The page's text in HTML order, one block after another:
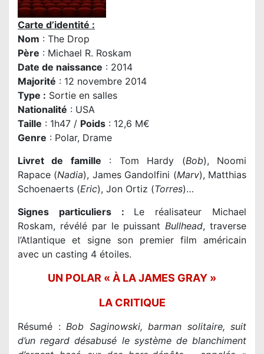
Carte d’identité :
Nom : The Drop
Père : Michael R. Roskam
Date de naissance : 2014
Majorité : 12 novembre 2014
Type : Sortie en salles
Nationalité : USA
Taille : 1h47 / Poids : 12,6 M€
Genre : Polar, Drame
Livret de famille : Tom Hardy (Bob), Noomi
Rapace (Nadia), James Gandolfini (Marv), Matthias
Schoenaerts (Eric), Jon Ortiz (Torres)…
Signes particuliers : Le réalisateur Michael
Roskam, révélé par le puissantBullhead, traverse
l’Atlantique et signe son premier film américain
avec un casting 4 étoiles.
UN POLAR « À LA JAMES GRAY »
LA CRITIQUE
Résumé : Bob Saginowski, barman solitaire, suit
d’un regard désabusé le système de blanchiment